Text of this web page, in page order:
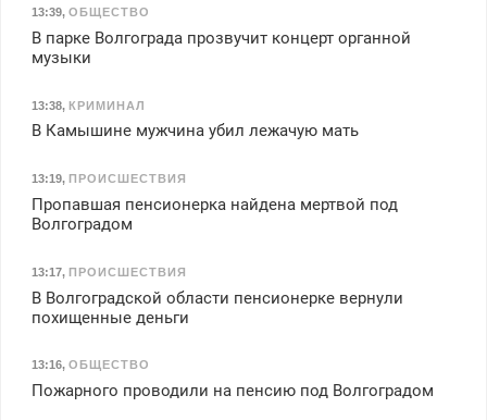
13:39, ОБЩЕСТВО
В парке Волгограда прозвучит концерт органной
музыки
13:38, КРИМИНАЛ
В Камышине мужчина убил лежачую мать
13:19, ПРОИСШЕСТВИЯ
Пропавшая пенсионерка найдена мертвой под
Волгоградом
13:17, ПРОИСШЕСТВИЯ
В Волгоградской области пенсионерке вернули
похищенные деньги
13:16, ОБЩЕСТВО
Пожарного проводили на пенсию под Волгоградом